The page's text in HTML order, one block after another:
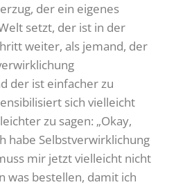
der ein eigenes
setzt, der ist in der
weiter, als jemand, der
der ist einfacher zu
sich vielleicht
zu sagen: „Okay,
habe Selbstverwirklichung
mir jetzt vielleicht nicht
was bestellen, damit ich